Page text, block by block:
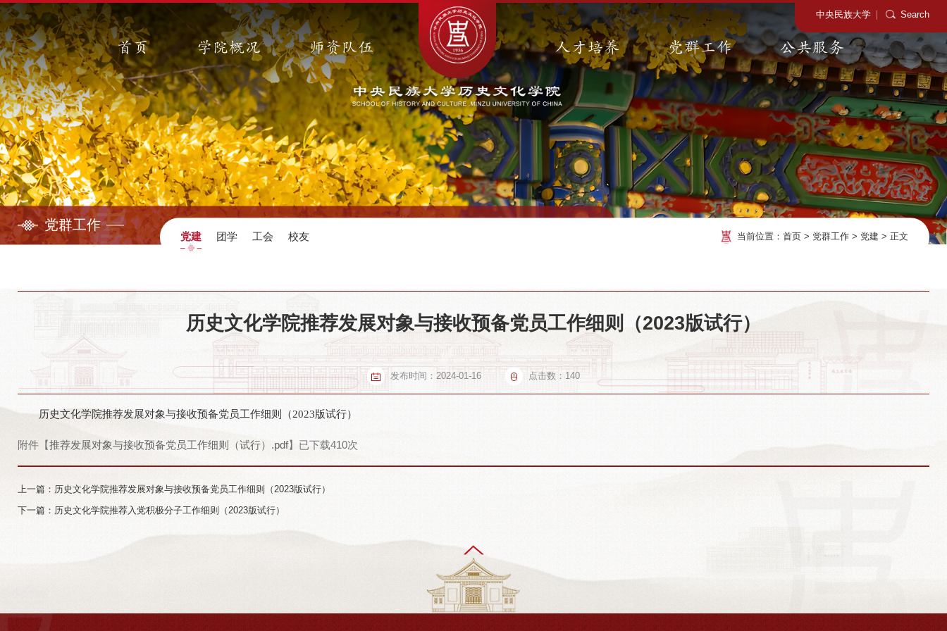
中央民族大学 Search
首页 学院概况 师资队伍 人才培养 党群工作 公共服务
党群工作
党建 团学 工会 校友 当前位置：首页 > 党群工作 > 党建 > 正文
历史文化学院推荐发展对象与接收预备党员工作细则（2023版试行）
发布时间：2024-01-16 点击数： 140
历史文化学院推荐发展对象与接收预备党员工作细则（2023版试行）
附件【推荐发展对象与接收预备党员工作细则（试行）.pdf】已下载410次
上一篇：历史文化学院推荐发展对象与接收预备党员工作细则（2023版试行）
下一篇：历史文化学院推荐入党积极分子工作细则（2023版试行）